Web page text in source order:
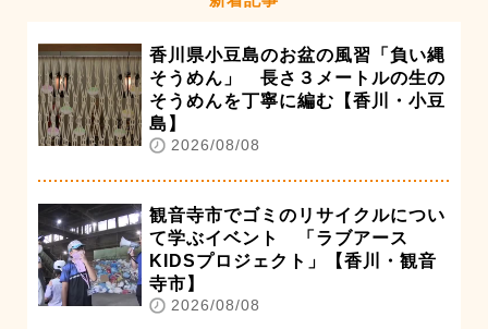
香川県小豆島のお盆の風習「負い縄
そうめん」 長さ３メートルの生の
そうめんを丁寧に編む【香川・小豆
島】
2026/08/08
観音寺市でゴミのリサイクルについ
て学ぶイベント 「ラブアース
KIDSプロジェクト」【香川・観音
寺市】
2026/08/08